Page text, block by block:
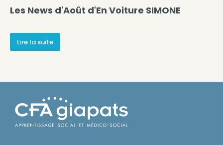
Les News d'Août d'En Voiture SIMONE
Lire la suite